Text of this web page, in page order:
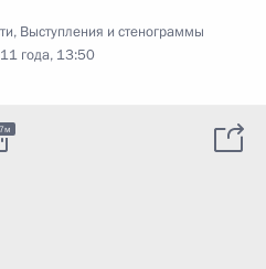
, Выступления и стенограммы
года, 13:50
7м